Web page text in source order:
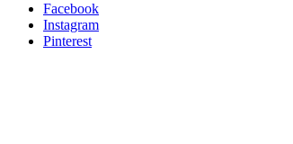
Facebook
Instagram
Pinterest